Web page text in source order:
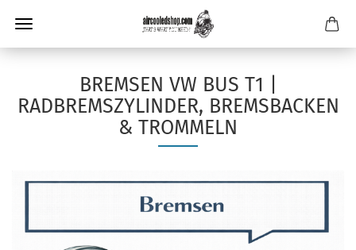
BREMSEN VW BUS T1 |
RADBREMSZYLINDER, BREMSBACKEN
& TROMMELN